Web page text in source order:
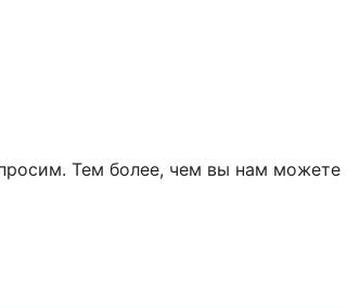
Тем более, чем вы нам можете